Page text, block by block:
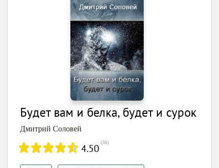
Будет вам и белка, будет и сурок
Дмитрий Соловей
4.50 (36)